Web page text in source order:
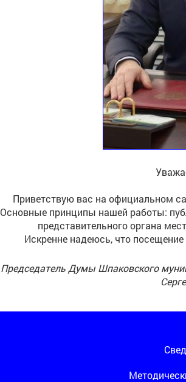
Приветствую вас на официальном
Основные принципы нашей работы:
представительного органа
Искренне надеюсь, что
Председатель Думы Шпаковского